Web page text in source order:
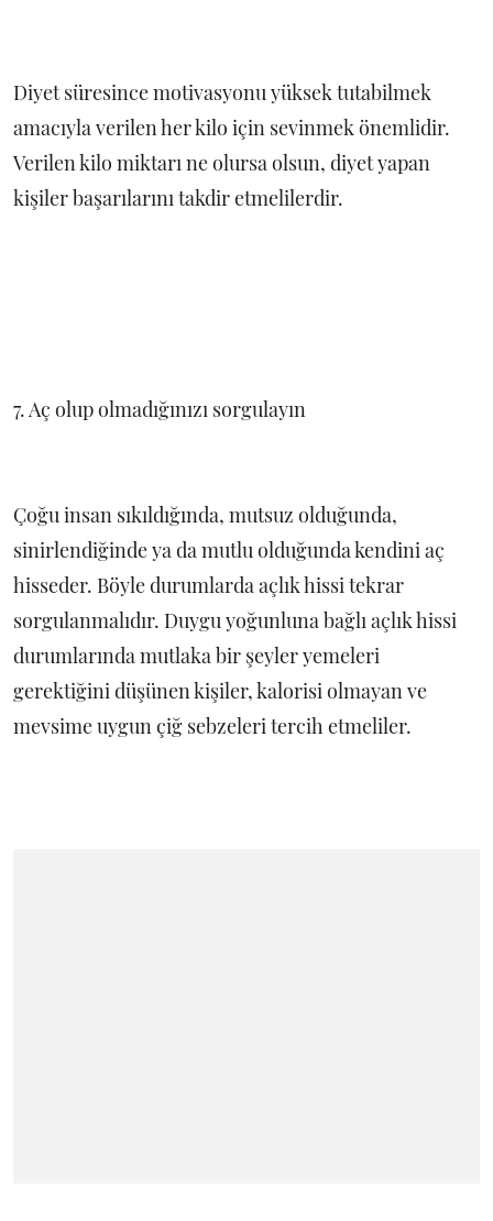
Diyet süresince motivasyonu yüksek tutabilmek
amacıyla verilen her kilo için sevinmek önemlidir.
Verilen kilo miktarı ne olursa olsun, diyet yapan
kişiler başarılarını takdir etmelilerdir.
7. Aç olup olmadığınızı sorgulayın
Çoğu insan sıkıldığında, mutsuz olduğunda,
sinirlendiğinde ya da mutlu olduğunda kendini aç
hisseder. Böyle durumlarda açlık hissi tekrar
sorgulanmalıdır. Duygu yoğunluna bağlı açlık hissi
durumlarında mutlaka bir şeyler yemeleri
gerektiğini düşünen kişiler, kalorisi olmayan ve
mevsime uygun çiğ sebzeleri tercih etmeliler.